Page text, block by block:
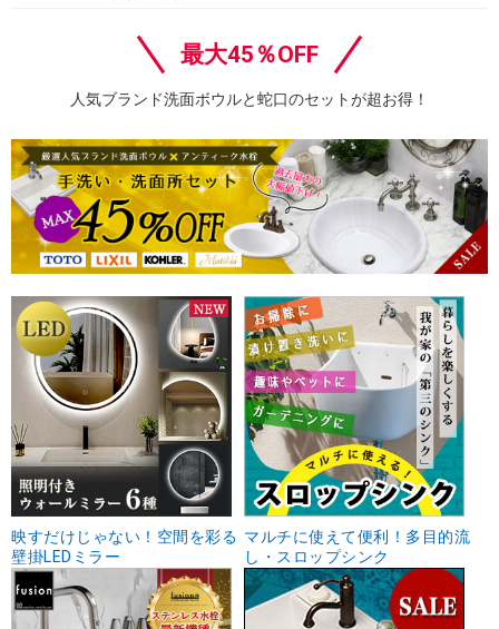
最大45％OFF
人気ブランド洗面ボウルと蛇口のセットが超お得！
映すだけじゃない！空間を彩る
壁掛LEDミラー
マルチに使えて便利！多目的流
し・スロップシンク